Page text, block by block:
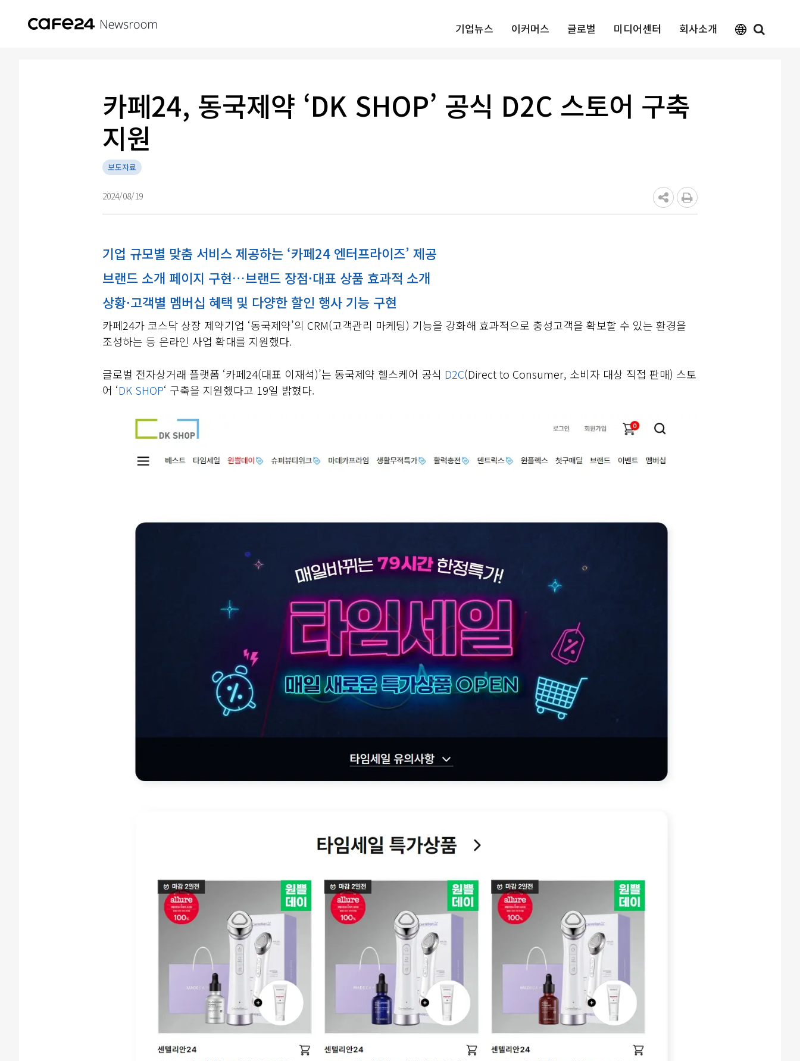
기업뉴스 이커머스 글로벌 미디어센터 회사소개
카페24, 동국제약 ‘DK SHOP’ 공식 D2C 스토어 구축
지원
보도자료
2024/08/19
기업 규모별 맞춤 서비스 제공하는 ‘카페24 엔터프라이즈’ 제공
브랜드 소개 페이지 구현…브랜드 장점·대표 상품 효과적 소개
상황·고객별 멤버십 혜택 및 다양한 할인 행사 기능 구현
카페24가 코스닥 상장 제약기업 ‘동국제약’의 CRM(고객관리 마케팅) 기능을 강화해 효과적으로 충성고객을 확보할 수 있는 환경을
조성하는 등 온라인 사업 확대를 지원했다.
글로벌 전자상거래 플랫폼 ‘카페24(대표 이재석)’는 동국제약 헬스케어 공식 D2C(Direct to Consumer, 소비자 대상 직접 판매) 스토
어 ‘DK SHOP‘ 구축을 지원했다고 19일 밝혔다.